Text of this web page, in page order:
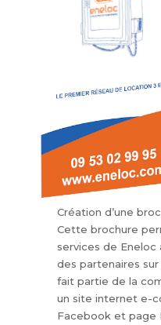
Création d’une
Cette brochure
services de Eneloc
des partenaires
fait partie de la
un site internet e-
Facebook et page